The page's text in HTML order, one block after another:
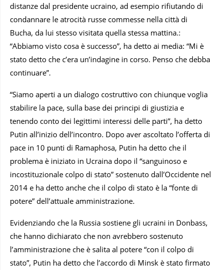
distanze dal presidente ucraino, ad esempio rifiutando di
condannare le atrocità russe commesse nella città di
Bucha, da lui stesso visitata quella stessa mattina.:
“Abbiamo visto cosa è successo”, ha detto ai media: “Mi è
stato detto che c’era un’indagine in corso. Penso che debba
continuare”.
“Siamo aperti a un dialogo costruttivo con chiunque voglia
stabilire la pace, sulla base dei principi di giustizia e
tenendo conto dei legittimi interessi delle parti”, ha detto
Putin all’inizio dell’incontro. Dopo aver ascoltato l’offerta di
pace in 10 punti di Ramaphosa, Putin ha detto che il
problema è iniziato in Ucraina dopo il “sanguinoso e
incostituzionale colpo di stato” sostenuto dall’Occidente nel
2014 e ha detto anche che il colpo di stato è la “fonte di
potere” dell’attuale amministrazione.
Evidenziando che la Russia sostiene gli ucraini in Donbass,
che hanno dichiarato che non avrebbero sostenuto
l’amministrazione che è salita al potere “con il colpo di
stato”, Putin ha detto che l’accordo di Minsk è stato firmato